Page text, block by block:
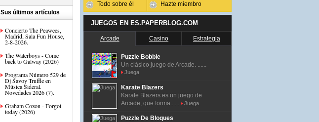
Sus últimos artículos
Concierto The Peawees,
Madrid, Sala Fun House,
2-8-2026.
The Waterboys - Come
back to Galway (2026)
Programa Número 529 de
Dj Savoy Truffle en
Música Sideral.
Novedades 2026 (7).
Graham Coxon - Forgot
today (2026)
Todo sobre él Hazte miembro
JUEGOS EN ES.PAPERBLOG.COM
Arcade Casino Estrategia
Puzzle Bobble
Un clásico juego de Arcade. ......
Juega
Karate Blazers
Karate Blazers es un juego de
Arcade, que forma......
Juega
Puzzle De Bloques